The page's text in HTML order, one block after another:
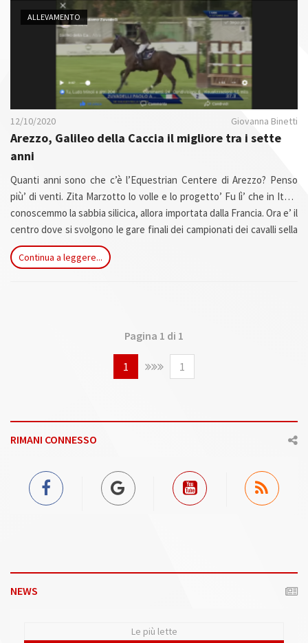
n
ALLEVAMENTO
12/10/2020 Giovanna Binetti
Arezzo, Galileo della Caccia il migliore tra i sette
anni
Quanti anni sono che c’è l’Equestrian Centere di Arezzo? Penso
più’ di venti. Zita Marzotto lo volle e lo progetto’ Fu lì’ che in Italia
conoscemmo la sabbia silicica, allora importata dalla Francia. Ora e’ il
centro dove si svolgono le gare finali dei campionati dei cavalli sella
italiani che hanno luogo all’inizio di ottobre ed i campi sono tanti
con una manutenzione perfetta.
Continua a leggere...
Pagina 1 di 1
1 1
RIMANI CONNESSO
NEWS
Le più lette